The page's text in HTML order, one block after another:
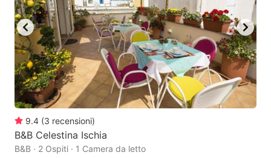
key
to
get
the
keyboard
shortcuts
for
changing
key
to
get
the
keyboard
shortcuts
9.4 (3 recensioni)
B&B Celestina Ischia
B&B · 2 Ospiti · 1 Camera da letto